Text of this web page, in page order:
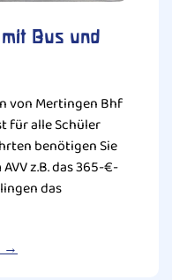
Bus und
von Mertingen Bhf
für alle Schüler
benötigen Sie
z.B. das 365-€-
das
→